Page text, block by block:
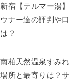
新宿【テルマー湯
ウナー達の評判や
は？
南柏天然温泉すみ
場所と最寄りは？